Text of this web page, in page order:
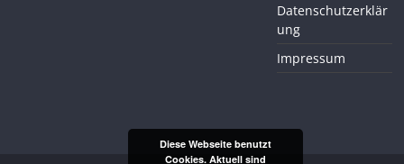
Datenschutzerklär
ung
Impressum
Diese Webseite benutzt
Cookies. Aktuell sind